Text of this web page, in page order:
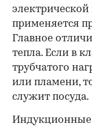
применяется
Главное
тепла. Если в
трубчатого
или пламени,
служит посуда.
Индукционные